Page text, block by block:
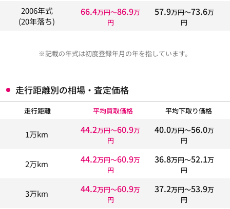
2006年式
(20年落ち)
66.4万円〜86.9万
円
57.9万円〜73.6万
円
※記載の年式は初度登録年月の年を指しています。
走行距離別の相場・査定価格
走行距離 平均買取価格 平均下取り価格
1万km 44.2万円〜60.9万
円
40.0万円〜56.0万
円
2万km 44.2万円〜60.9万
円
36.8万円〜52.1万
円
3万km 44.2万円〜60.9万
円
37.2万円〜53.9万
円